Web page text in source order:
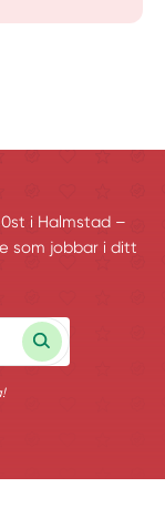
i Halmstad –
som jobbar i ditt